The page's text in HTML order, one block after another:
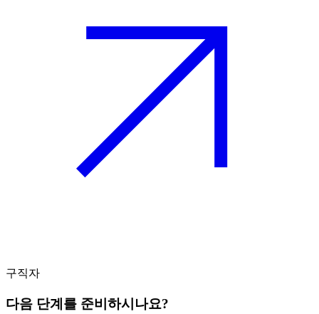
구직자
다음 단계를 준비하시나요?